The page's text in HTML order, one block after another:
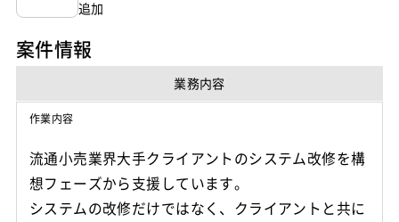
追加
案件情報
業務内容
作業内容
流通小売業界大手クライアントのシステム改修を構
想フェーズから支援しています。
システムの改修だけではなく、クライアントと共に